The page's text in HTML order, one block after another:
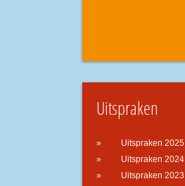
Uitspraken
Uitspraken 2025
Uitspraken 2024
Uitspraken 2023